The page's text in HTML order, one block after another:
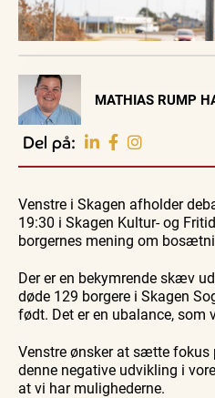
Visit Vendsyssel
EVENTKALENDER
Oplev events i
natur og lokale events.
Se events
MATHIAS RUMP
Del på:
Venstre i Skagen afholder
19:30 i Skagen Kultur- og
borgernes mening om
Der er en bekymrende skæv
døde 129 borgere i Skagen
født. Det er en ubalance, som
Venstre ønsker at sætte fokus
denne negative udvikling i
at vi har mulighederne.